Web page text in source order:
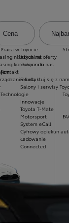
Praca w Toyocie
Aktualne oferty
Dołącz do nas
Kontakt
Skontaktuj się z
Salony i serwisy
Technologie
Innowacje
Toyota T-Mate
Motorsport
System eCall
Cyfrowy opiekun
Ładowanie
Connected
niższych rat
konsumencki
flotą
Dodaj filtr
Cena